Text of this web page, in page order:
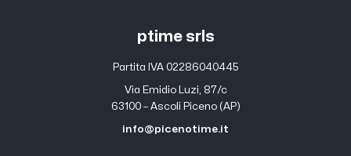
ptime srls
Partita IVA 02286040445
Via Emidio Luzi, 87/c
63100 – Ascoli Piceno (AP)
info@picenotime.it